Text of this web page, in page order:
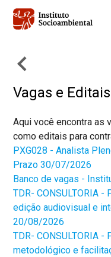
Pular
para
principal
Vagas e Editais
Aqui você encontra as
como editais para
PXG028 - Analista
Prazo 30/07/2026
Banco de vagas -
TDR- CONSULTORIA
edição audiovisual e
20/08/2026
TDR- CONSULTORIA
metodológico e